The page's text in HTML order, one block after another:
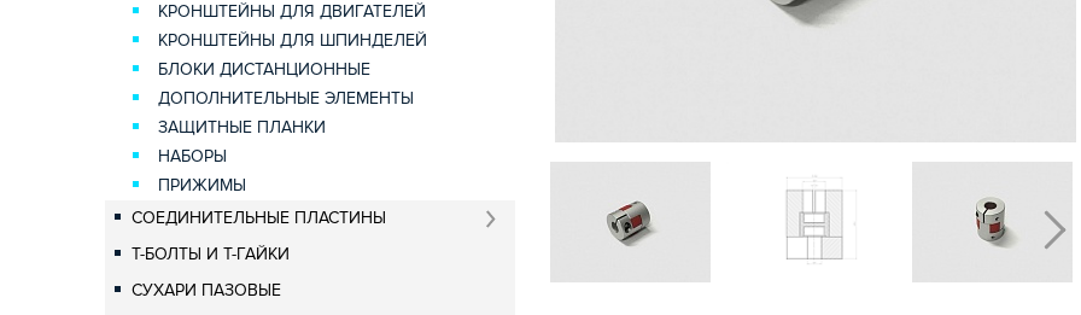
КРОНШТЕЙНЫ ДЛЯ ДВИГАТЕЛЕЙ
КРОНШТЕЙНЫ ДЛЯ ШПИНДЕЛЕЙ
БЛОКИ ДИСТАНЦИОННЫЕ
ДОПОЛНИТЕЛЬНЫЕ ЭЛЕМЕНТЫ
ЗАЩИТНЫЕ ПЛАНКИ
НАБОРЫ
ПРИЖИМЫ
СОЕДИНИТЕЛЬНЫЕ ПЛАСТИНЫ
Т-БОЛТЫ И Т-ГАЙКИ
СУХАРИ ПАЗОВЫЕ